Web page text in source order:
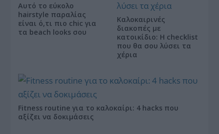
Αυτό το εύκολο
hairstyle παραλίας
είναι ό,τι πιο chic για
τα beach looks σου
Καλοκαιρινές
διακοπές με
κατοικίδιο: Η checklist
που θα σου λύσει τα
χέρια
Fitness routine για το καλοκαίρι: 4 hacks που
αξίζει να δοκιμάσεις